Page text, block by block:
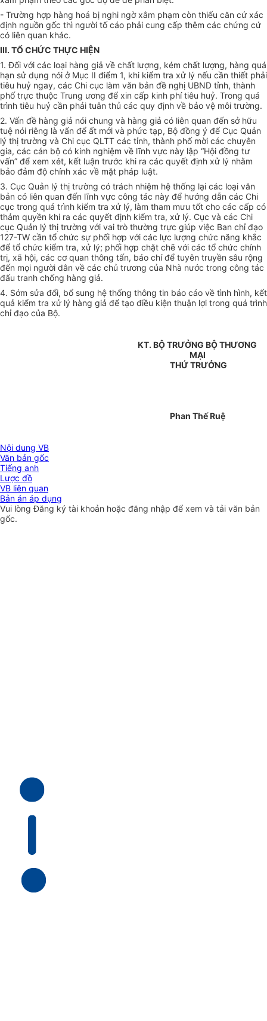
- Trường hợp hàng hoá bị nghi ngờ xâm phạm còn thiếu căn cứ xác
định nguồn gốc thì người tố cáo phải cung cấp thêm các chứng cứ
có liên quan khác.
III. TỔ CHỨC THỰC HIỆN
1. Đối với các loại hàng giả về chất lượng, kém chất lượng, hàng quá
hạn sử dụng nói ở Mục II điểm 1, khi kiểm tra xử lý nếu cần thiết phải
tiêu huỷ ngay, các Chi cục làm văn bản đề nghị UBND tỉnh, thành
phố trực thuộc Trung ương để xin cấp kinh phí tiêu huỷ. Trong quá
trình tiêu huỷ cần phải tuân thủ các quy định về bảo vệ môi trường.
2. Vấn đề hàng giả nói chung và hàng giả có liên quan đến sở hữu
tuệ nói riêng là vấn để ất mới và phức tạp, Bộ đồng ý để Cục Quản
lý thị trường và Chi cục QLTT các tỉnh, thành phố mời các chuyên
gia, các cán bộ có kinh nghiệm về lĩnh vực này lập “Hội đồng tư
vấn” để xem xét, kết luận trước khi ra các quyết định xử lý nhằm
bảo đảm độ chính xác về mặt pháp luật.
3. Cục Quản lý thị trường có trách nhiệm hệ thống lại các loại văn
bản có liên quan đến lĩnh vực công tác này để hướng dẫn các Chi
cục trong quá trình kiểm tra xử lý, làm tham mưu tốt cho các cấp có
thảm quyền khi ra các quyết định kiểm tra, xử lý. Cục và các Chi
cục Quản lý thị trường với vai trò thường trực giúp việc Ban chỉ đạo
127-TW cần tổ chức sự phối hợp với các lực lượng chức năng khắc
để tổ chức kiểm tra, xử lý; phối hợp chặt chẽ với các tổ chức chính
trị, xã hội, các cơ quan thông tấn, báo chí để tuyên truyền sâu rộng
đến mọi người dân về các chủ trương của Nhà nước trong công tác
đấu tranh chống hàng giả.
4. Sớm sửa đổi, bổ sung hệ thống thông tin báo cáo về tình hình, kết
quả kiểm tra xử lý hàng giả để tạo điều kiện thuận lợi trong quá trình
chỉ đạo của Bộ.
KT. BỘ TRƯỞNG BỘ THƯƠNG
MẠI
THỨ TRƯỞNG
Phan Thế Ruệ
Nội dung VB
Văn bản gốc
Tiếng anh
Lược đồ
VB liên quan
Bản án áp dụng
Vui lòngĐăng ký tài khoản hoặc đăng nhập để xem và tải văn bản
gốc.